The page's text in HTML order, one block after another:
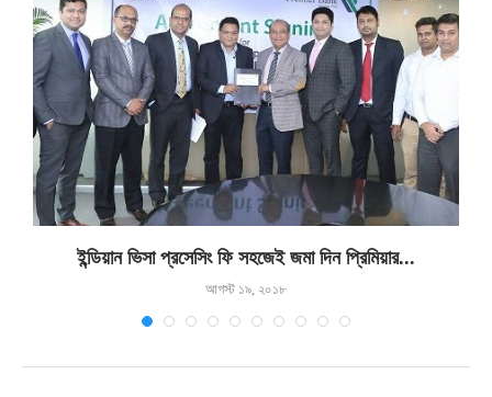
ইন্ডিয়ান ভিসা প্রসেসিং ফি সহজেই জমা দিন প্রিমিয়ার...
আগস্ট ১৯, ২০১৮